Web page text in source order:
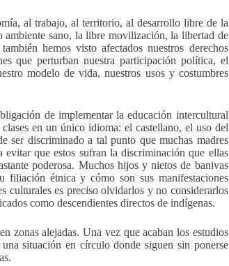
al trabajo, al territorio, al desarrollo libre de la
ambiente sano, la libre movilización, la libertad de
hemos visto afectados nuestros derechos
que perturban nuestra participación política, el
modelo de vida, nuestros usos y costumbres
de implementar la educación intercultural
en un único idioma: el castellano, el uso del
ser discriminado a tal punto que muchas madres
que estos sufran la discriminación que ellas
poderosa. Muchos hijos y nietos de banivas
filiación étnica y cómo son sus manifestaciones
culturales es preciso olvidarlos y no considerarlos
como descendientes directos de indígenas.
zonas alejadas. Una vez que acaban los estudios
situación en círculo donde siguen sin ponerse